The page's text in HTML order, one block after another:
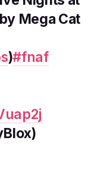
Mega Cat
)#fnaf